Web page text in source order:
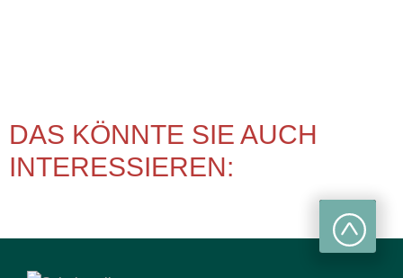
DAS KÖNNTE SIE AUCH
INTERESSIEREN: